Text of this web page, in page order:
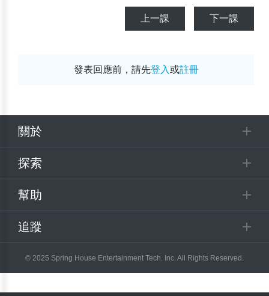
上一課 下一課
發表回應前，請先登入或註冊
關於
探索
幫助
追蹤
© 2025 Spring House Entertainment Tech. Inc. All Rights Reserved.